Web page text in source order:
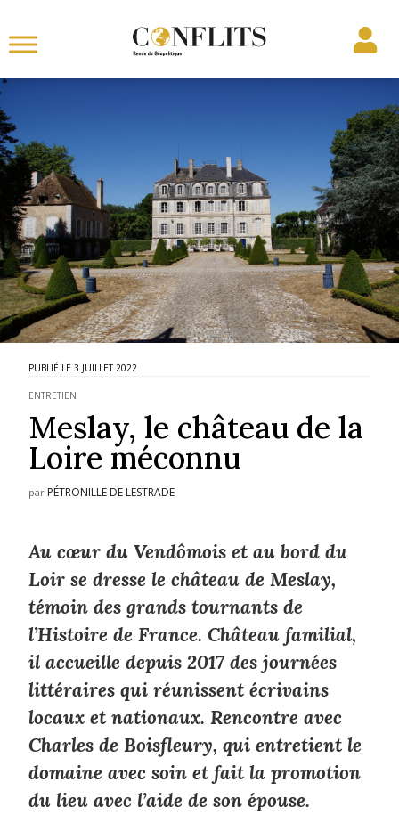
3 JUILLET 2022
ENTRETIEN
Meslay, le château de la
Loire méconnu
par PÉTRONILLE DE LESTRADE
Au cœur du Vendômois et au bord du
Loir se dresse le château de Meslay,
témoin des grands tournants de
l’Histoire de France. Château familial,
il accueille depuis 2017 des journées
littéraires qui réunissent écrivains
locaux et nationaux. Rencontre avec
Charles de Boisfleury, qui entretient le
domaine avec soin et fait la promotion
du lieu avec l’aide de son épouse.